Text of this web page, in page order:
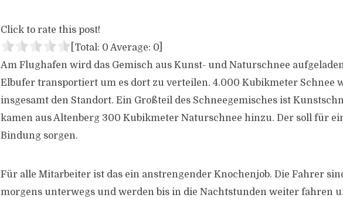
Click to rate this post!
[Total: 0 Average: 0
Am Flughafen wird das Gemisch aus Kunst- und Naturschnee
Elbufer transportiert um es dort zu verteilen. 4.000 Kubikmeter Schnee
insgesamt den Standort. Ein Großteil des Schneegemisches ist
kamen aus Altenberg 300 Kubikmeter Naturschnee hinzu. Der soll für
Bindung sorgen.
Für alle Mitarbeiter ist das ein anstrengender Knochenjob. Die Fahrer
morgens unterwegs und werden bis in die Nachtstunden weiter fahren